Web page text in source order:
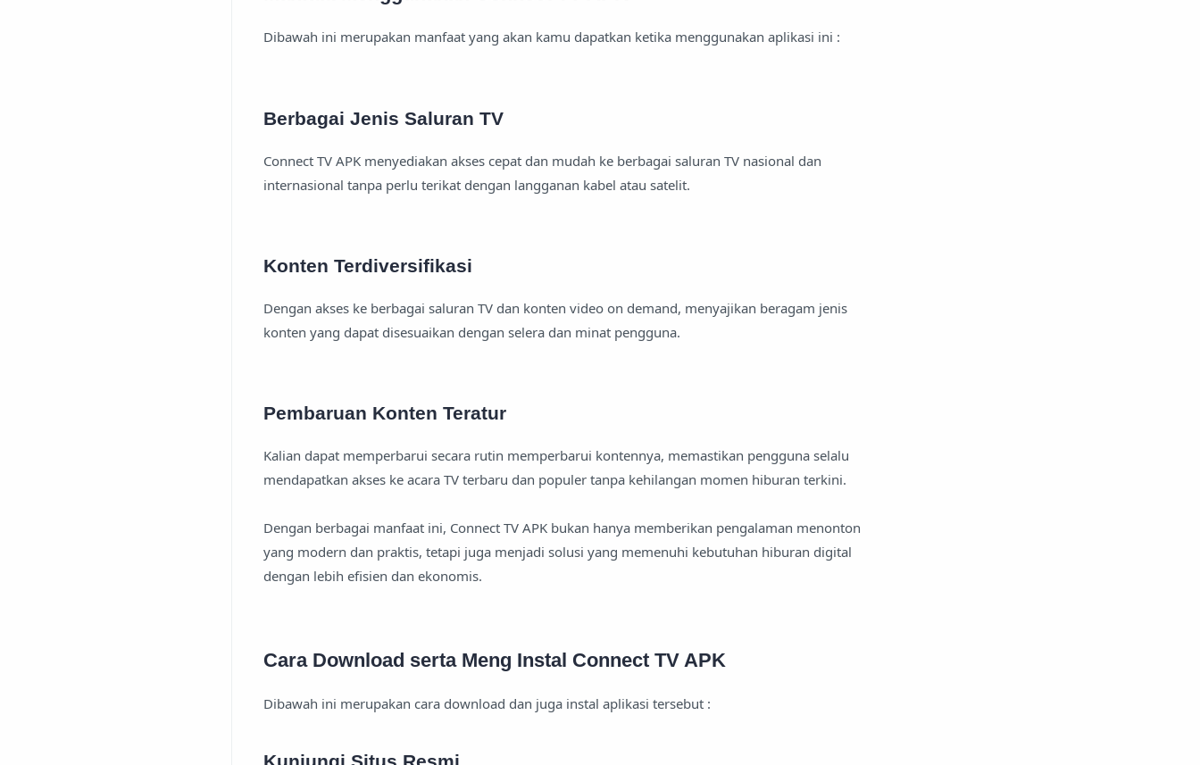
Dibawah ini merupakan manfaat yang akan kamu dapatkan ketika menggunakan aplikasi ini :
Berbagai Jenis Saluran TV
Connect TV APK menyediakan akses cepat dan mudah ke berbagai saluran TV nasional dan
internasional tanpa perlu terikat dengan langganan kabel atau satelit.
Konten Terdiversifikasi
Dengan akses ke berbagai saluran TV dan konten video on demand, menyajikan beragam jenis
konten yang dapat disesuaikan dengan selera dan minat pengguna.
Pembaruan Konten Teratur
Kalian dapat memperbarui secara rutin memperbarui kontennya, memastikan pengguna selalu
mendapatkan akses ke acara TV terbaru dan populer tanpa kehilangan momen hiburan terkini.
Dengan berbagai manfaat ini, Connect TV APK bukan hanya memberikan pengalaman menonton
yang modern dan praktis, tetapi juga menjadi solusi yang memenuhi kebutuhan hiburan digital
dengan lebih efisien dan ekonomis.
Cara Download serta Meng Instal Connect TV APK
Dibawah ini merupakan cara download dan juga instal aplikasi tersebut :
Kunjungi Situs Resmi